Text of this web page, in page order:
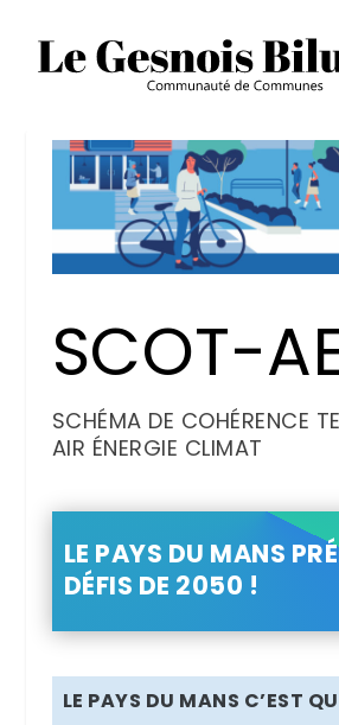
SCOT-
SCHÉMA DE COHÉRENCE
AIR ÉNERGIE CLIMAT
LE PAYS DU MANS
DÉFIS DE 2050 !
LE PAYS DU MANS C’EST